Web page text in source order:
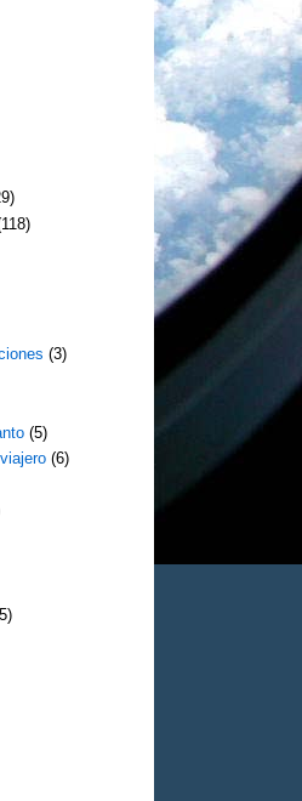
(3)
(5)
(6)